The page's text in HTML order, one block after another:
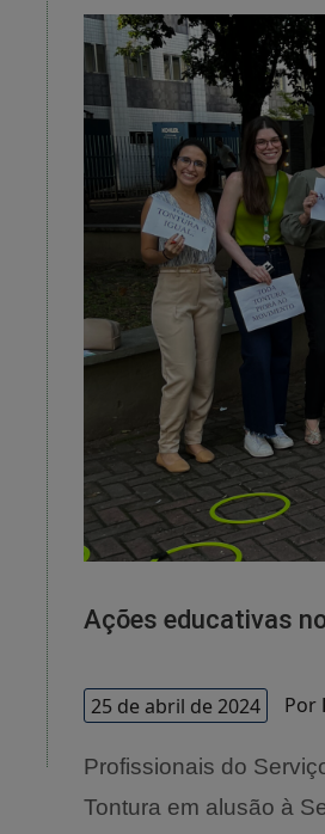
Ações educativas
25 de abril de 2024 Por
Profissionais do
Tontura em alusão à